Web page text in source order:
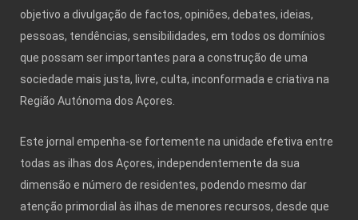
objetivo a divulgação de factos, opiniões, debates, ideias,
pessoas, tendências, sensibilidades, em todos os domínios
que possam ser importantes para a construção de uma
sociedade mais justa, livre, culta, inconformada e criativa na
Região Autónoma dos Açores.
Este jornal empenha-se fortemente na unidade efetiva entre
todas as ilhas dos Açores, independentemente da sua
dimensão e número de residentes, podendo mesmo dar
atenção primordial às ilhas de menores recursos, desde que